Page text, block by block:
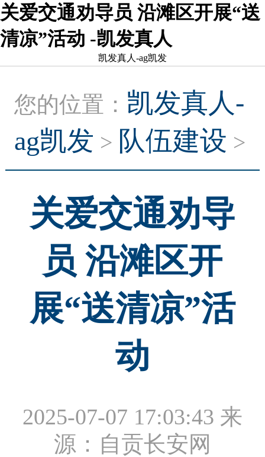
关爱交通劝导员 沿滩区开展“送
清凉”活动 -凯发真人
凯发真人-ag凯发
您的位置： 凯发真人-
ag凯发 > 队伍建设 >
关爱交通劝导
员 沿滩区开
展“送清凉”活
动
2025-07-07 17:03:43 来
源：自贡长安网